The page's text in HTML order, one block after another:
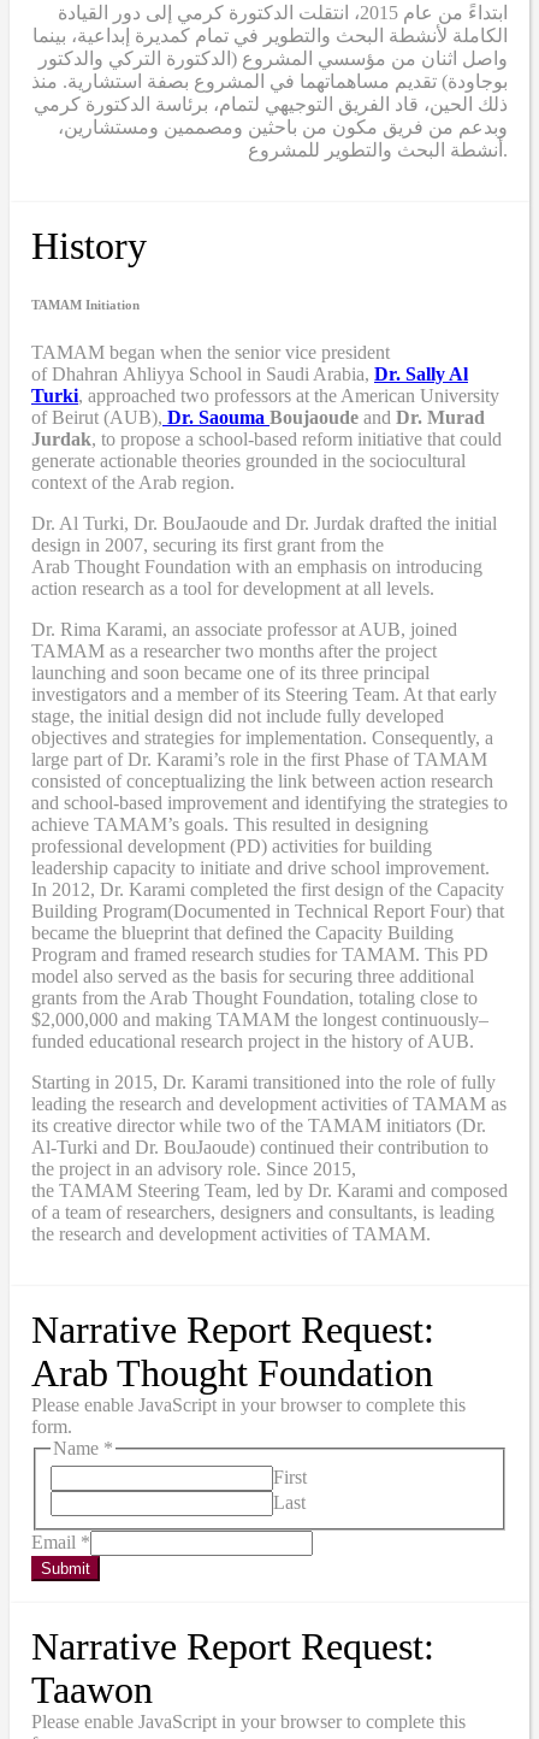
ابتداءً من عام 2015، انتقلت الدكتورة كرمي إلى دور القيادة
الكاملة لأنشطة البحث والتطوير في تمام كمديرة إبداعية، بينما
واصل اثنان من مؤسسي المشروع (الدكتورة التركي والدكتور
بوجاودة) تقديم مساهماتهما في المشروع بصفة استشارية. منذ
ذلك الحين، قاد الفريق التوجيهي لتمام، برئاسة الدكتورة كرمي
وبدعم من فريق مكون من باحثين ومصممين ومستشارين،
أنشطة البحث والتطوير للمشروع.
History
TAMAM Initiation
TAMAM began when the senior vice president
of Dhahran Ahliyya School in Saudi Arabia, Dr. Sally Al
Turki, approached two professors at the American University
of Beirut (AUB), Dr. Saouma Boujaoude and Dr. Murad
Jurdak, to propose a school-based reform initiative that could
generate actionable theories grounded in the sociocultural
context of the Arab region.
Dr. Al Turki, Dr. BouJaoude and Dr. Jurdak drafted the initial
design in 2007, securing its first grant from the
Arab Thought Foundation with an emphasis on introducing
action research as a tool for development at all levels.
Dr. Rima Karami, an associate professor at AUB, joined
TAMAM as a researcher two months after the project
launching and soon became one of its three principal
investigators and a member of its Steering Team. At that early
stage, the initial design did not include fully developed
objectives and strategies for implementation. Consequently, a
large part of Dr. Karami’s role in the first Phase of TAMAM
consisted of conceptualizing the link between action research
and school-based improvement and identifying the strategies to
achieve TAMAM’s goals. This resulted in designing
professional development (PD) activities for building
leadership capacity to initiate and drive school improvement.
In 2012, Dr. Karami completed the first design of the Capacity
Building Program(Documented in Technical Report Four) that
became the blueprint that defined the Capacity Building
Program and framed research studies for TAMAM. This PD
model also served as the basis for securing three additional
grants from the Arab Thought Foundation, totaling close to
$2,000,000 and making TAMAM the longest continuously–
funded educational research project in the history of AUB.
Starting in 2015, Dr. Karami transitioned into the role of fully
leading the research and development activities of TAMAM as
its creative director while two of the TAMAM initiators (Dr.
Al-Turki and Dr. BouJaoude) continued their contribution to
the project in an advisory role. Since 2015,
the TAMAM Steering Team, led by Dr. Karami and composed
of a team of researchers, designers and consultants, is leading
the research and development activities of TAMAM.
Narrative Report Request:
Arab Thought Foundation
Please enable JavaScript in your browser to complete this
form.
Name *
First
Last
Email *
Submit
Narrative Report Request:
Taawon
Please enable JavaScript in your browser to complete this